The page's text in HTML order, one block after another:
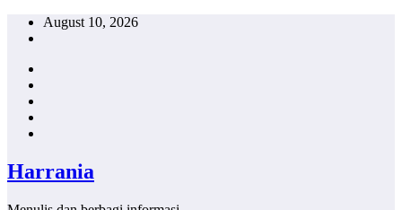
Skip
August 10, 2026
Harrania